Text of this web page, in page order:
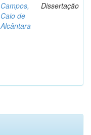
Campos,
Caio de
Alcântara
Dissertação